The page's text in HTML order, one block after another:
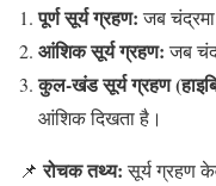
पूर्ण सूर्य ग्रहण:जब
आंशिक सूर्य ग्रहण:जब
कुल-खंड सूर्य ग्रहण
आंशिक दिखता है।
📌रोचक तथ्य:सूर्य ग्रहण